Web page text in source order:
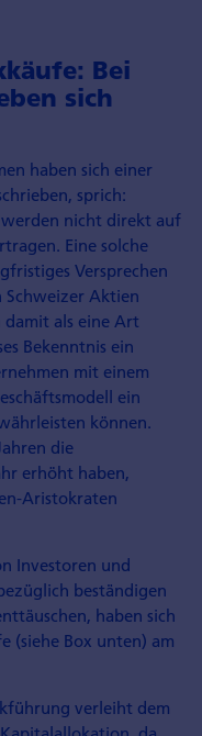
Bei
sich
haben sich einer
sprich:
nicht direkt auf
Eine solche
Versprechen
Aktien
als eine Art
Bekenntnis ein
mit einem
ein
können.
die
erhöht haben,
Aristokraten
Investoren und
beständigen
haben sich
(siehe Box unten) am
verleiht dem